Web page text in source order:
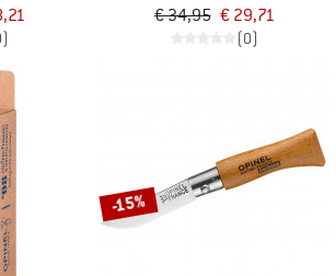
€ 34,95 € 29,71
(0)
-15%